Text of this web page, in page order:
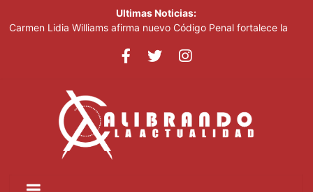
Ultimas Noticias:
Carmen Lidia Williams afirma nuevo Código Penal fortalece la
El Festival Internacional del Sombrero regresa a Ocoa con una
violencia contra niñas, niños y mujeres
Kamilolf indetenible con tema “No lo beses”
Presidente Abinader abrirá XVI congreso internacional de
dirección de proyectos de PMI República Dominicana